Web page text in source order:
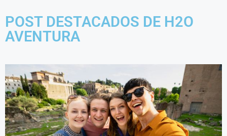
POST DESTACADOS DE H2O
AVENTURA